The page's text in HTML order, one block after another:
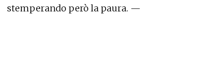
stemperando però la paura. —